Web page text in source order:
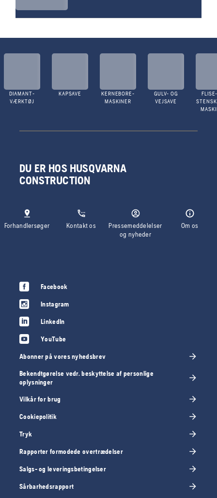
DIAMANT-
VÆRKTØJ
KAPSAVE
KERNEBORE-
MASKINER
GULV- OG
VEJSAVE
DU ER HOS HUSQVARNA
CONSTRUCTION
Forhandlersøger Kontakt os
Pressemeddelelser
og nyheder
Om os
Facebook
Instagram
LinkedIn
YouTube
Abonner på vores nyhedsbrev
Bekendtgørelse vedr. beskyttelse af personlige
oplysninger
Vilkår for brug
Cookiepolitik
Tryk
Rapporter formodede overtrædelser
Salgs- og leveringsbetingelser
Sårbarhedsrapport